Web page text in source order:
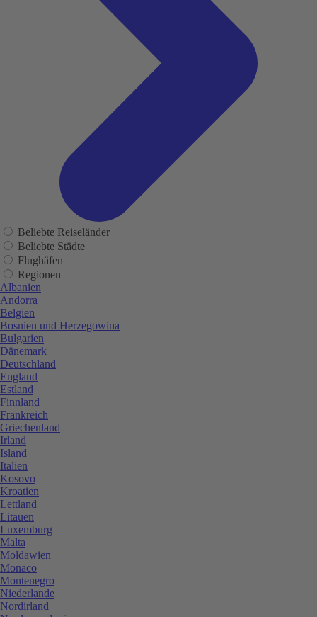
Beliebte Reiseländer
Beliebte Städte
Flughäfen
Regionen
Albanien
Andorra
Belgien
Bosnien und Herzegowina
Bulgarien
Dänemark
Deutschland
England
Estland
Finnland
Frankreich
Griechenland
Irland
Island
Italien
Kosovo
Kroatien
Lettland
Litauen
Luxemburg
Malta
Moldawien
Monaco
Montenegro
Niederlande
Nordirland